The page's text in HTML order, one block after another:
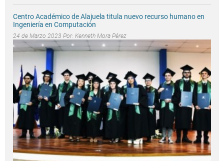
Centro Académico de Alajuela titula nuevo recurso humano en
Ingeniería en Computación
24 de Marzo 2023 Por: Kenneth Mora Pérez